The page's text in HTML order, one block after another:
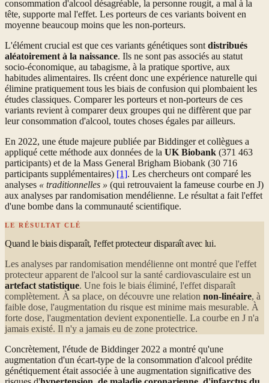
consommation d'alcool désagréable, la personne rougit, a mal à la
tête, supporte mal l'effet. Les porteurs de ces variants boivent en
moyenne beaucoup moins que les non-porteurs.
L'élément crucial est que ces variants génétiques sont distribués
aléatoirement à la naissance. Ils ne sont pas associés au statut
socio-économique, au tabagisme, à la pratique sportive, aux
habitudes alimentaires. Ils créent donc une expérience naturelle qui
élimine pratiquement tous les biais de confusion qui plombaient les
études classiques. Comparer les porteurs et non-porteurs de ces
variants revient à comparer deux groupes qui ne diffèrent que par
leur consommation d'alcool, toutes choses égales par ailleurs.
En 2022, une étude majeure publiée par Biddinger et collègues a
appliqué cette méthode aux données de la UK Biobank (371 463
participants) et de la Mass General Brigham Biobank (30 716
participants supplémentaires) [1]. Les chercheurs ont comparé les
analyses « traditionnelles » (qui retrouvaient la fameuse courbe en J)
aux analyses par randomisation mendélienne. Le résultat a fait l'effet
d'une bombe dans la communauté scientifique.
LE RÉSULTAT CLÉ
Quand le biais disparaît, l'effet protecteur disparaît avec lui.
Les analyses par randomisation mendélienne ont montré que l'effet
protecteur apparent de l'alcool sur la santé cardiovasculaire est un
artefact statistique. Une fois le biais éliminé, l'effet disparaît
complètement. À sa place, on découvre une relation non-linéaire, à
faible dose, l'augmentation du risque est minime mais mesurable. À
forte dose, l'augmentation devient exponentielle. La courbe en J n'a
jamais existé. Il n'y a jamais eu de zone protectrice.
Concrètement, l'étude de Biddinger 2022 a montré qu'une
augmentation d'un écart-type de la consommation d'alcool prédite
génétiquement était associée à une augmentation significative des